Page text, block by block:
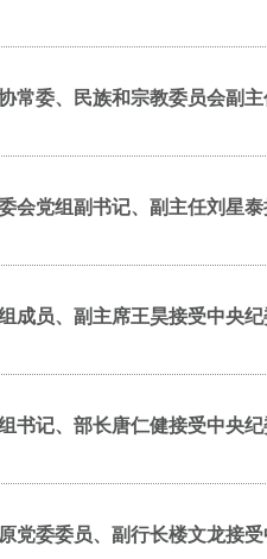
常委、民族和宗教委员会副
会党组副书记、副主任刘星
成员、副主席王昊接受中央
书记、部长唐仁健接受中央
党委委员、副行长楼文龙接